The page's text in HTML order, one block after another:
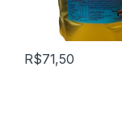
R$71,50